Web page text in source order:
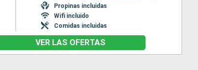
Propinas incluidas
Wifi incluido
Comidas incluidas
VER LAS OFERTAS